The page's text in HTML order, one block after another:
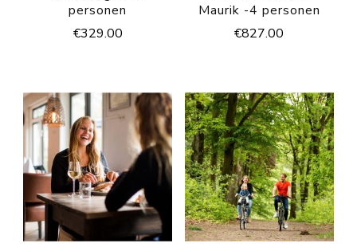
personen
€329.00
Maurik -4 personen
€827.00